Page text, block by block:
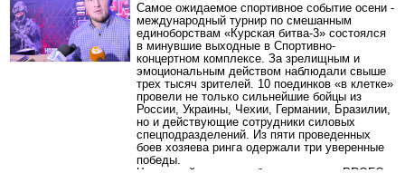
Самое ожидаемое спортивное событие осени -
международный турнир по смешанным
единоборствам «Курская битва-3» состоялся
в минувшие выходные в Спортивно-
концертном комплексе. За зрелищным и
эмоциональным действом наблюдали свыше
трех тысяч зрителей. 10 поединков «в клетке»
провели не только сильнейшие бойцы из
России, Украины, Чехии, Германии, Бразилии,
но и действующие сотрудники силовых
спецподразделений. Из пяти проведенных
боев хозяева ринга одержали три уверенные
победы.
Четвертый турнир по боям в клетке «PROFC